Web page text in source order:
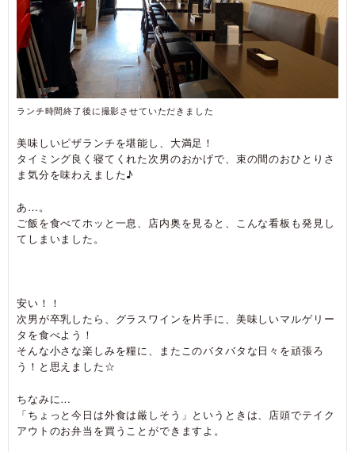
ランチ時間終了後に撮影させていただきました
美味しいピザランチを堪能し、大満足！
タイミング良く寝てくれた次男のおかげで、束の間のおひとりさ
ま気分を味わえました♪
あ…。
ご飯を食べてホッと一息、店内奥を見ると、こんな看板も発見し
てしまいました。
安い！！
次男が卒乳したら、グラスワインを片手に、美味しいマルゲリー
タを食べよう！
そんな小さな楽しみを糧に、またこのバタバタな日々を頑張ろ
う！と思えました☆
ちなみに…
「ちょっと今日は外食は厳しそう」というときは、店頭でテイク
アウトのお弁当を買うことができますよ。